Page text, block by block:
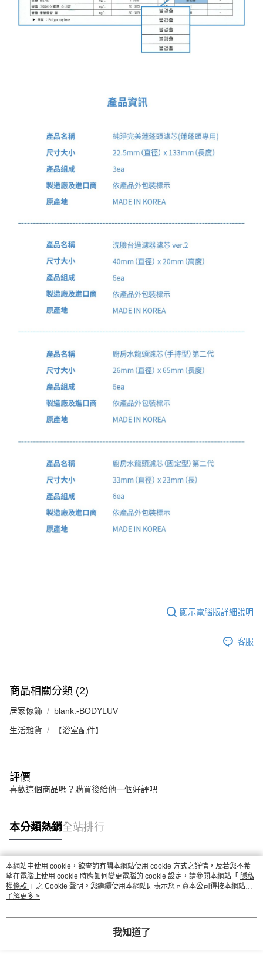
顯示電腦版詳細說明
客服
商品相關分類 (2)
居家傢飾 blank.-BODYLUV
生活雜貨 【浴室配件】
評價
喜歡這個商品嗎？購買後給他一個好評吧
本分類熱銷全站排行
熱門標籤
本網站中使用 cookie，欲查詢有關本網站使用 cookie 方式之詳情，及若您不希
望在電腦上使用 cookie 時應如何變更電腦的 cookie 設定，請參閱本網站「 隱私
權條款 」之 Cookie 聲明。您繼續使用本網站即表示您同意本公司得按本網站使
用條款之 Cookie 聲明使用 cookie。
了解更多 >
我知道了